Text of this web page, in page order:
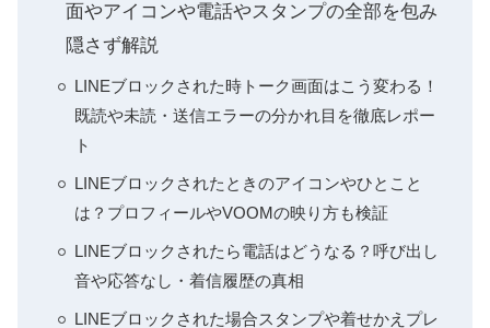
面やアイコンや電話やスタンプの全部を包み
隠さず解説
LINEブロックされた時トーク画面はこう変わる！
既読や未読・送信エラーの分かれ目を徹底レポー
ト
LINEブロックされたときのアイコンやひとこと
は？プロフィールやVOOMの映り方も検証
LINEブロックされたら電話はどうなる？呼び出し
音や応答なし・着信履歴の真相
LINEブロックされた場合スタンプや着せかえプレ